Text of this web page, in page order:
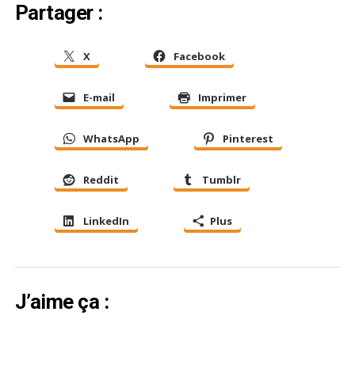
Partager :
X Facebook
E-mail Imprimer
WhatsApp Pinterest
Reddit Tumblr
LinkedIn Plus
J’aime ça :